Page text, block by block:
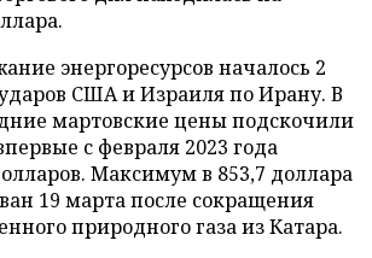
энергоресурсов началось 2
США и Израиля по Ирану. В
мартовские цены подскочили
с февраля 2023 года
Максимум в 853,7 доллара
19 марта после сокращения
природного газа из Катара.